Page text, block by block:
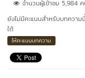
จำนวนผู้เข้าชม 5,984
ยังไม่มีคะแนนสำหรับบทความนี้
ใต้
ให้คะแนนบทความ